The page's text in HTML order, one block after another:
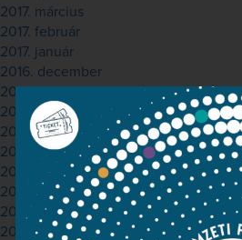
2017. március
2017. február
2017. január
2016. december
2016. november
2016. október
2016. június
2016. május
2016. január
2015. november
2015. szeptember
2015. június